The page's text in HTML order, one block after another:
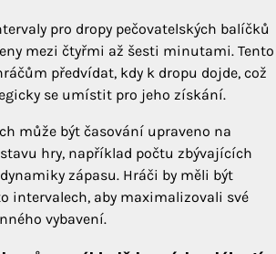
pro dropy pečovatelských balíčků
mezi čtyřmi až šesti minutami. Tento
předvídat, kdy k dropu dojde, což
se umístit pro jeho získání.
může být časování upraveno na
hry, například počtu zbývajících
zápasu. Hráči by měli být
intervalech, aby maximalizovali své
vybavení.